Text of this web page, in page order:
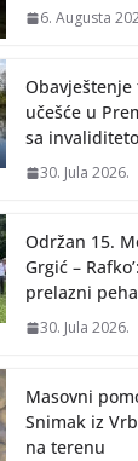
6. Augusta
učešće u
sa
30. Jula 2026.
Održan 15.
Grgić –
prelazni
30. Jula 2026.
Masovni
Snimak iz
na terenu